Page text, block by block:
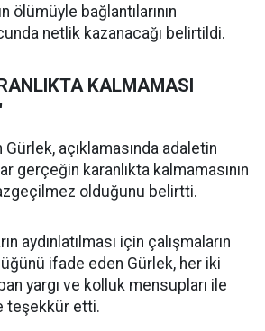
ölümüyle bağlantılarının
netlik kazanacağı belirtildi.
KALMAMASI
Gürlek, açıklamasında adaletin
gerçeğin karanlıkta kalmamasının
olduğunu belirtti.
aydınlatılması için çalışmaların
ifade eden Gürlek, her iki
yargı ve kolluk mensupları ile
teşekkür etti.